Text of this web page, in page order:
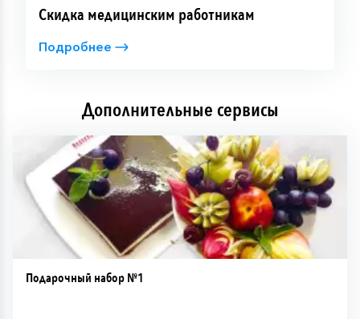
Скидка медицинским работникам
Подробнее
Дополнительные сервисы
Подарочный набор №1